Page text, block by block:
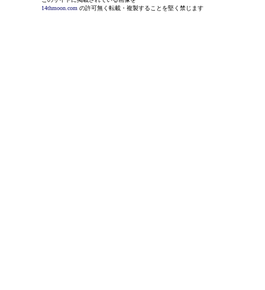
14thmoon.com の許可無く転載・複製することを堅く禁じます